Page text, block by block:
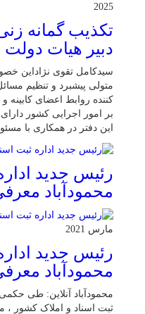
2025
تکذیب گمانه
دبیر هیات دولت
سیدکامل تقوی نژاداین
متولی پیشبرد و تنظیم
کننده روابط اعضای
بر امور اجرایی کشور
این دفتر در همکاری با
رئیس جدید
محمودآباد
مارس 2021
رئیس جدید
محمودآباد
محمودآباد آنلاین: طی
ثبت اسناد و املاک کشور ،